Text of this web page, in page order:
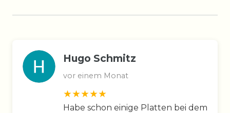
Hugo Schmitz
vor einem Monat
Habe schon einige Platten bei dem